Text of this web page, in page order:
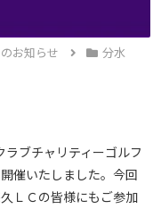
お知らせ
分水
ブチャリティーゴルフ
催いたしました。今回
ＬＣの皆様にもご参加